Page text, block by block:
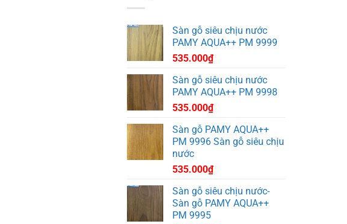
Sàn gỗ siêu chịu nước
PAMY AQUA++ PM 9999
535.000₫
Sàn gỗ siêu chịu nước
PAMY AQUA++ PM 9998
535.000₫
Sàn gỗ PAMY AQUA++
PM 9996 Sàn gỗ siêu chịu
nước
535.000₫
Sàn gỗ siêu chịu nước-
Sàn gỗ PAMY AQUA++
PM 9995